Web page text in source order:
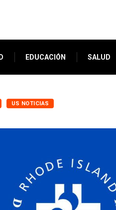
EDUCACIÓN SALUD
US NOTICIAS